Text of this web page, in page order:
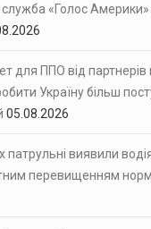
служба «Голос
для ППО від
Україну більш
05.08.2026
патрульні виявили
перевищенням